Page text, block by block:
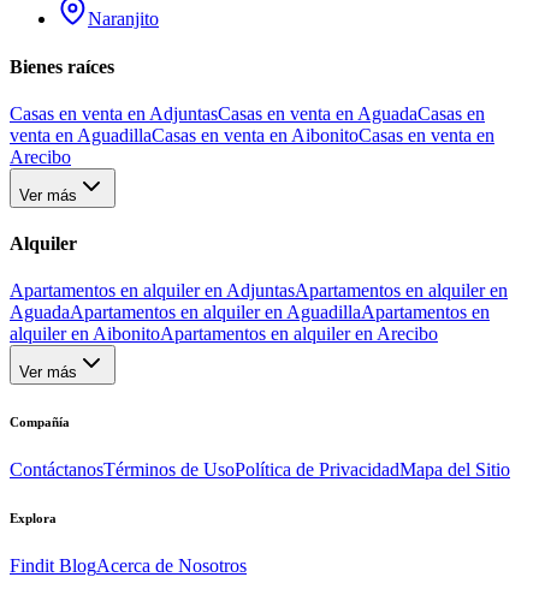
Naranjito
Bienes raíces
Casas en venta en AdjuntasCasas en venta en AguadaCasas en
venta en AguadillaCasas en venta en AibonitoCasas en venta en
Arecibo
Ver más
Alquiler
Apartamentos en alquiler en AdjuntasApartamentos en alquiler en
AguadaApartamentos en alquiler en AguadillaApartamentos en
alquiler en AibonitoApartamentos en alquiler en Arecibo
Ver más
Compañía
ContáctanosTérminos de UsoPolítica de PrivacidadMapa del Sitio
Explora
Findit BlogAcerca de Nosotros